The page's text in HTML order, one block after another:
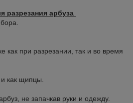
разрезания арбуза
как при разрезании, так и во время
как щипцы.
не запачкав руки и одежду.